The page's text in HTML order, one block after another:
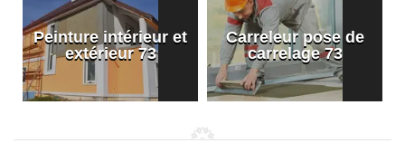
Peinture intérieur et
extérieur 73
Carreleur pose de
carrelage 73